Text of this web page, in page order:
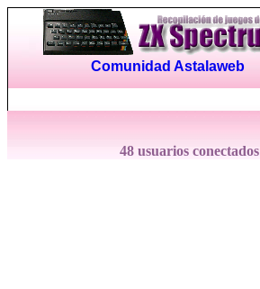
Comunidad Astalaweb
48 usuarios conectados